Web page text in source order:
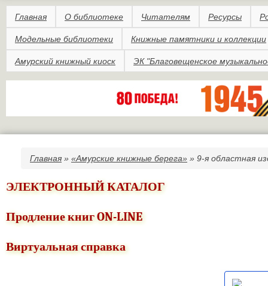
Главная О библиотеке Читателям Ресурсы
Модельные библиотеки Книжные памятники и коллекции
Амурский книжный киоск ЭК "Благовещенское
Вы здесь
Главная » «Амурские книжные берега» » 9-я областная
ЭЛЕКТРОННЫЙ КАТАЛОГ
Продление книг ON-LINE
Виртуальная справка